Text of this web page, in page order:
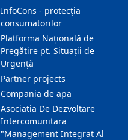
InfoCons - protecția
consumatorilor
Platforma Națională de
Pregătire pt. Situații de
Urgență
Partner projects
Compania de apa
Asociatia De Dezvoltare
Intercomunitara
"Management Integrat Al